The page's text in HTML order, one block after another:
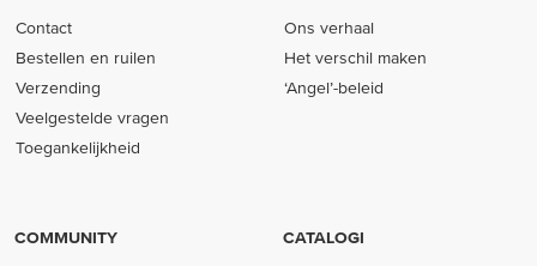
Contact
Bestellen en ruilen
Verzending
Veelgestelde vragen
Toegankelijkheid
Ons verhaal
Het verschil maken
‘Angel’-beleid
COMMUNITY CATALOGI